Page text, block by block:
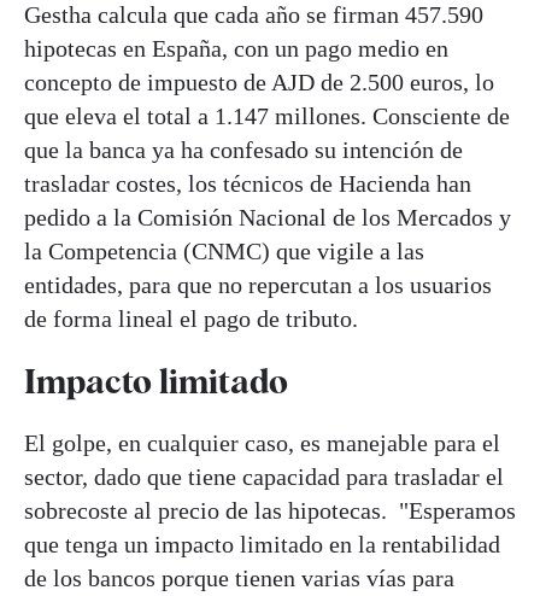
Gestha calcula que cada año se firman 457.590
hipotecas en España, con un pago medio en
concepto de impuesto de AJD de 2.500 euros, lo
que eleva el total a 1.147 millones. Consciente de
que la banca ya ha confesado su intención de
trasladar costes, los técnicos de Hacienda han
pedido a la Comisión Nacional de los Mercados y
la Competencia (CNMC) que vigile a las
entidades, para que no repercutan a los usuarios
de forma lineal el pago de tributo.
Impacto limitado
El golpe, en cualquier caso, es manejable para el
sector, dado que tiene capacidad para trasladar el
sobrecoste al precio de las hipotecas. "Esperamos
que tenga un impacto limitado en la rentabilidad
de los bancos porque tienen varias vías para